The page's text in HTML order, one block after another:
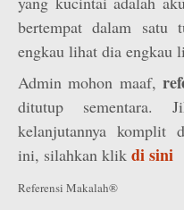
bertempat dalam
engkau lihat dia engkau
Admin mohon maaf,
ditutup sementara.
kelanjutannya komplit
ini, silahkan klik di sini
Referensi Makalah®